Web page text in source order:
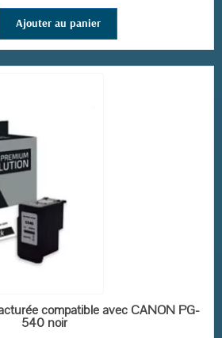
Ajouter au panier
EN STOCK
compatible avec CANON PG-
540 noir